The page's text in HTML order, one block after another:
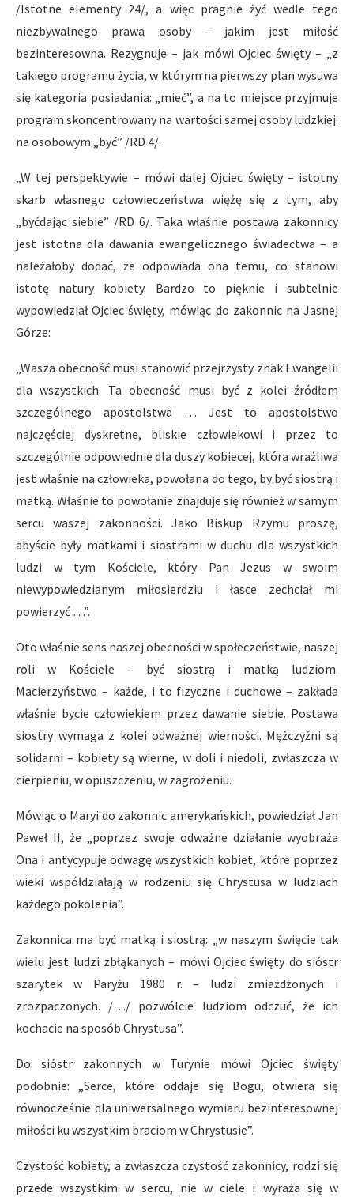
/Istotne elementy 24/, a więc pragnie żyć wedle tego
niezbywalnego prawa osoby – jakim jest miłość
bezinteresowna. Rezygnuje – jak mówi Ojciec święty – „z
takiego programu życia, w którym na pierwszy plan wysuwa
się kategoria posiadania: „mieć”, a na to miejsce przyjmuje
program skoncentrowany na wartości samej osoby ludzkiej:
na osobowym „być” /RD 4/.
„W tej perspektywie – mówi dalej Ojciec święty – istotny
skarb własnego człowieczeństwa więżę się z tym, aby
„byćdając siebie” /RD 6/. Taka właśnie postawa zakonnicy
jest istotna dla dawania ewangelicznego świadectwa – a
należałoby dodać, że odpowiada ona temu, co stanowi
istotę natury kobiety. Bardzo to pięknie i subtelnie
wypowiedział Ojciec święty, mówiąc do zakonnic na Jasnej
Górze:
„Wasza obecność musi stanowić przejrzysty znak Ewangelii
dla wszystkich. Ta obecność musi być z kolei źródłem
szczególnego apostolstwa … Jest to apostolstwo
najczęściej dyskretne, bliskie człowiekowi i przez to
szczególnie odpowiednie dla duszy kobiecej, która wrażliwa
jest właśnie na człowieka, powołana do tego, by być siostrą i
matką. Właśnie to powołanie znajduje się również w samym
sercu waszej zakonności. Jako Biskup Rzymu proszę,
abyście były matkami i siostrami w duchu dla wszystkich
ludzi w tym Kościele, który Pan Jezus w swoim
niewypowiedzianym miłosierdziu i łasce zechciał mi
powierzyć …”.
Oto właśnie sens naszej obecności w społeczeństwie, naszej
roli w Kościele – być siostrą i matką ludziom.
Macierzyństwo – każde, i to fizyczne i duchowe – zakłada
właśnie bycie człowiekiem przez dawanie siebie. Postawa
siostry wymaga z kolei odważnej wierności. Mężczyźni są
solidarni – kobiety są wierne, w doli i niedoli, zwłaszcza w
cierpieniu, w opuszczeniu, w zagrożeniu.
Mówiąc o Maryi do zakonnic amerykańskich, powiedział Jan
Paweł II, że „poprzez swoje odważne działanie wyobraża
Ona i antycypuje odwagę wszystkich kobiet, które poprzez
wieki współdziałają w rodzeniu się Chrystusa w ludziach
każdego pokolenia”.
Zakonnica ma być matką i siostrą: „w naszym święcie tak
wielu jest ludzi zbłąkanych – mówi Ojciec święty do sióstr
szarytek w Paryżu 1980 r. – ludzi zmiażdżonych i
zrozpaczonych. /…/ pozwólcie ludziom odczuć, że ich
kochacie na sposób Chrystusa”.
Do sióstr zakonnych w Turynie mówi Ojciec święty
podobnie: „Serce, które oddaje się Bogu, otwiera się
równocześnie dla uniwersalnego wymiaru bezinteresownej
miłości ku wszystkim braciom w Chrystusie”.
Czystość kobiety, a zwłaszcza czystość zakonnicy, rodzi się
przede wszystkim w sercu, nie w ciele i wyraża się w